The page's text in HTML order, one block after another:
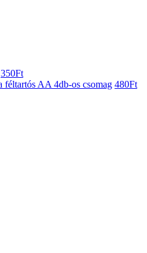
350Ft
féltartós AA 4db-os csomag 480Ft